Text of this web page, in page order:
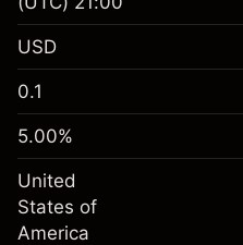
$1,000.00
%
(-$4.31)
~
$20,000.00
دولار
$1,000.00
-0.000682
%
(-$0.14)
USD
0.1
5.00%
United
States of
America